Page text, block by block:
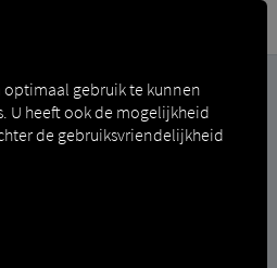
optimaal gebruik te kunnen
U heeft ook de mogelijkheid
de gebruiksvriendelijkheid